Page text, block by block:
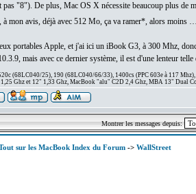
"8"). De plus, Mac OS X nécessite beaucoup plus de
à mon avis, déjà avec 512 Mo, ça va ramer*, alors moins …
portables Apple, et j'ai ici un iBook G3, à 300 Mhz,
mais avec ce dernier système, il est d'une lenteur
(68LC040/25), 190 (68LC040/66/33), 1400cs (PPC 603e à 117
Ghz et 12" 1,33 Ghz, MacBook "alu" C2D 2,4 Ghz, MBA 13" Dual
Montrer les messages depuis:
sur les MacBook Index du Forum-> WallStreet